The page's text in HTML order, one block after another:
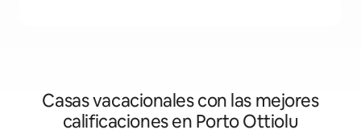
Casas vacacionales con las mejores
calificaciones en Porto Ottiolu